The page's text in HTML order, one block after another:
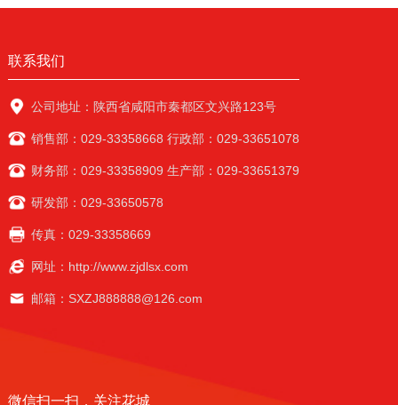
联系我们
公司地址：陕西省咸阳市秦都区文兴路123号
销售部：029-33358668 行政部：029-33651078
财务部：029-33358909 生产部：029-33651379
研发部：029-33650578
传真：029-33358669
网址：http://www.zjdlsx.com
邮箱：SXZJ888888@126.com
微信扫一扫，关注花城